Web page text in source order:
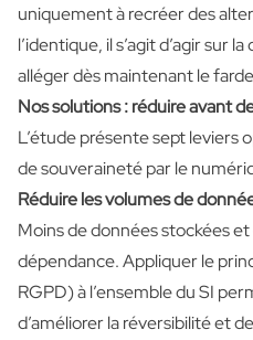
uniquement à recréer des
l’identique, il s’agit d’agir sur
alléger dès maintenant le
Nos solutions : réduire avant
L’étude présente sept leviers
de souveraineté par le
Réduire les volumes de
Moins de données stockées
dépendance. Appliquer le
RGPD) à l’ensemble du SI
d’améliorer la réversibilité et